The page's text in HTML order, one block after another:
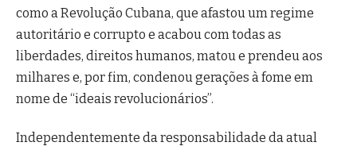
como a Revolução Cubana, que afastou um regime
autoritário e corrupto e acabou com todas as
liberdades, direitos humanos, matou e prendeu aos
milhares e, por fim, condenou gerações à fome em
nome de “ideais revolucionários”.
Independentemente da responsabilidade da atual